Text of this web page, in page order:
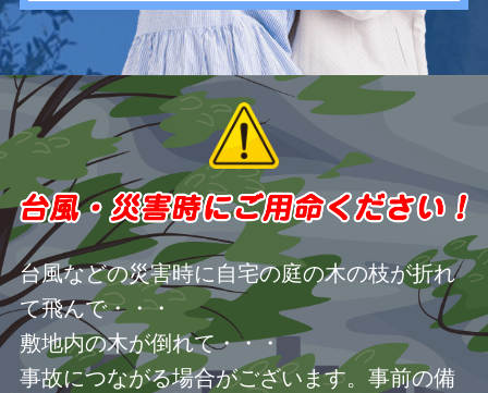
台風などの災害時に自宅の庭の木の枝が折れ
て飛んで・・・
敷地内の木が倒れて・・・
事故につながる場合がございます。事前の備